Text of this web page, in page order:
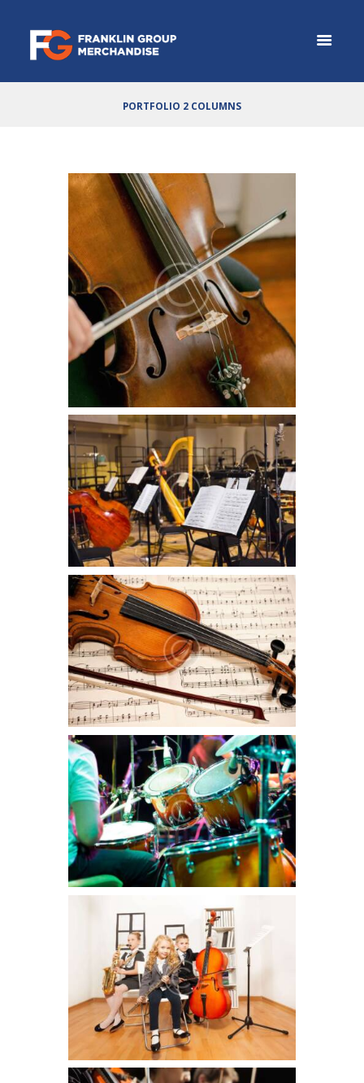
PORTFOLIO 2 COLUMNS
5 Popular Viola performances
May 10, 2016 1022
0 comments
0
Lorem ipsum dolor sit amet, ei choro tincidunt
est, id ocurreret elaboraret ius. Sit ut erat partem
philosophia, vix et sonet ridens civibus. Summo
iriure an quo, cu eum delenit volumus recusabo.
Numquam reformidans an his, oratio utinam
democritum id vis, sed ne suas sententiae.
Classical and Contemporary
compositions
May 10, 2016 1074
0 comments
0
Lorem ipsum dolor sit amet, ei choro tincidunt
est, id ocurreret elaboraret ius. Sit ut erat partem
philosophia, vix et sonet ridens civibus. Summo
iriure an quo, cu eum delenit volumus recusabo.
How to Make a Career in an orchestra
May 10, 2016 884
0 comments
0
Lorem ipsum dolor sit amet, ei choro tincidunt
est, id ocurreret elaboraret ius. Sit ut erat partem
philosophia, vix et sonet ridens civibus. Summo
iriure an quo, cu eum delenit volumus recusabo.
Numquam reformidans an his, oratio utinam
democritum id vis, sed ne suas sententiae.
The World’s Greatest orchestras
May 10, 2016 953
0 comments
0
Lorem ipsum dolor sit amet, ei choro tincidunt
est, id ocurreret elaboraret ius. Sit ut erat partem
philosophia, vix et sonet ridens civibus. Summo
iriure an quo, cu eum delenit volumus recusabo.
Numquam reformidans an his, oratio utinam
democritum id vis, sed ne suas sententiae.
The Top 8 Colleges for music education
May 10, 2016 915
0 comments
0
Lorem ipsum dolor sit amet, ei choro tincidunt
est, id ocurreret elaboraret ius. Sit ut erat partem
philosophia, vix et sonet ridens civibus. Summo
iriure an quo, cu eum delenit volumus recusabo.
Numquam reformidans an his, oratio utinam
democritum id vis, sed ne suas sententiae.